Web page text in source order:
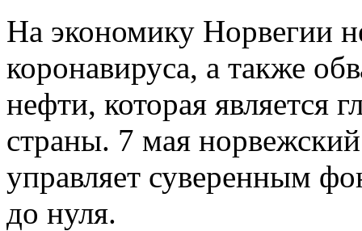
На экономику Норвегии
коронавируса, а также
нефти, которая является
страны. 7 мая
управляет суверенным
до нуля.